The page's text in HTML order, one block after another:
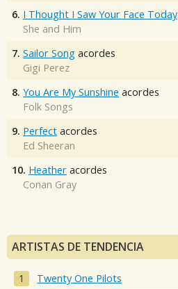
6. I Thought I Saw Your Face Today
She and Him
7. Sailor Song acordes
Gigi Perez
8. You Are My Sunshine acordes
Folk Songs
9. Perfect acordes
Ed Sheeran
10. Heather acordes
Conan Gray
ARTISTAS DE TENDENCIA
Twenty One Pilots